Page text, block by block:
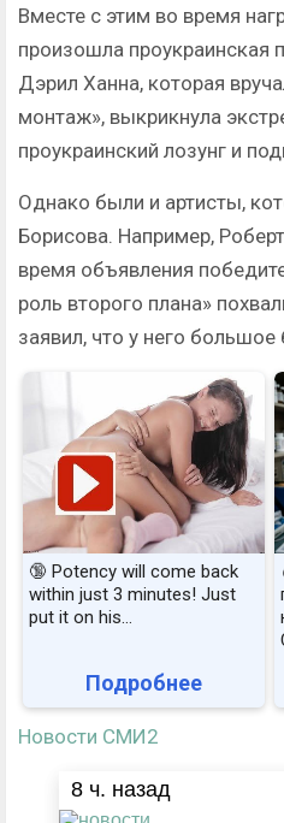
Вместе с этим во время
произошла проукраинская
Дэрил Ханна, которая
монтаж», выкрикнула
проукраинский лозунг и
Однако были и артисты,
Борисова. Например,
время объявления
роль второго плана»
заявил, что у него
🔞 Potency will come back
within just 3 minutes! Just
put it on his…
Подробнее
Новости СМИ2
8 ч. назад